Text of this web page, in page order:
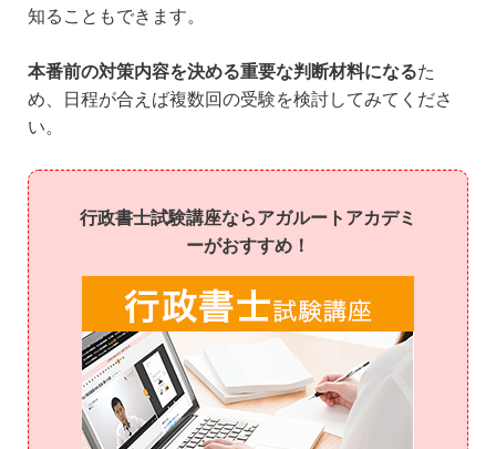
知ることもできます。
本番前の対策内容を決める重要な判断材料になるた
め、日程が合えば複数回の受験を検討してみてくださ
い。
行政書士試験講座ならアガルートアカデミ
ーがおすすめ！